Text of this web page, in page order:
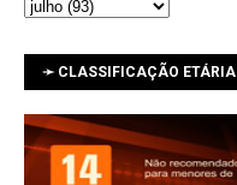
➛ CLASSIFICAÇÃO ETÁRIA